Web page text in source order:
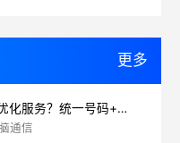
更多
办理400电话怎么塑造品牌形象优化服务？统一号码+智能管理平台
通信